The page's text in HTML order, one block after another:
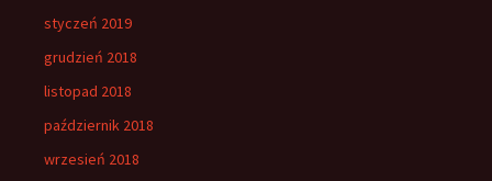
styczeń 2019
grudzień 2018
listopad 2018
październik 2018
wrzesień 2018